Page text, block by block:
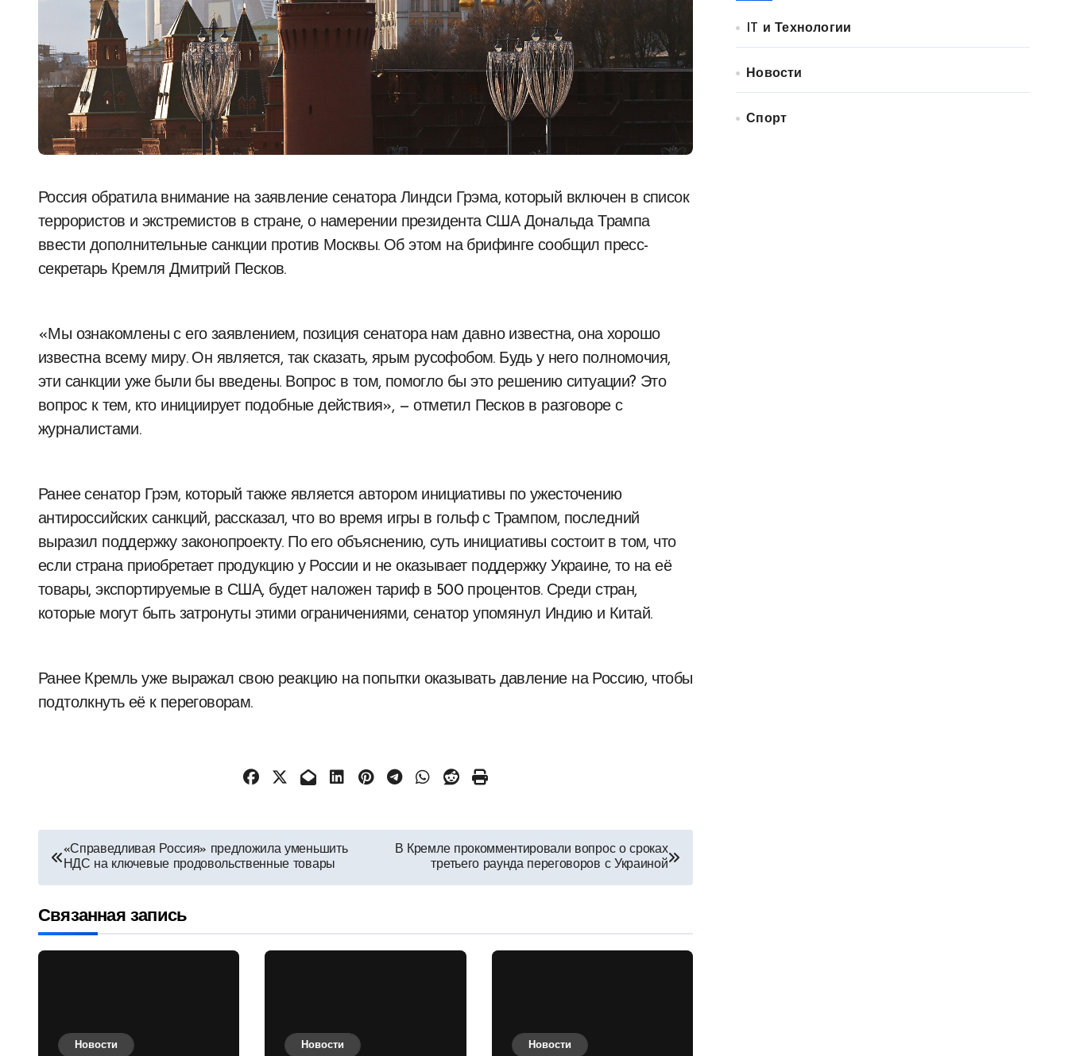
Россия обратила внимание на заявление сенатора Линдси Грэма, который включен в список
террористов и экстремистов в стране, о намерении президента США Дональда Трампа
ввести дополнительные санкции против Москвы. Об этом на брифинге сообщил пресс-
секретарь Кремля Дмитрий Песков.
«Мы ознакомлены с его заявлением, позиция сенатора нам давно известна, она хорошо
известна всему миру. Он является, так сказать, ярым русофобом. Будь у него полномочия,
эти санкции уже были бы введены. Вопрос в том, помогло бы это решению ситуации? Это
вопрос к тем, кто инициирует подобные действия», — отметил Песков в разговоре с
журналистами.
Ранее сенатор Грэм, который также является автором инициативы по ужесточению
антироссийских санкций, рассказал, что во время игры в гольф с Трампом, последний
выразил поддержку законопроекту. По его объяснению, суть инициативы состоит в том, что
если страна приобретает продукцию у России и не оказывает поддержку Украине, то на её
товары, экспортируемые в США, будет наложен тариф в 500 процентов. Среди стран,
которые могут быть затронуты этими ограничениями, сенатор упомянул Индию и Китай.
Ранее Кремль уже выражал свою реакцию на попытки оказывать давление на Россию, чтобы
подтолкнуть её к переговорам.
Навигация
по
записям
«Справедливая Россия» предложила уменьшить
НДС на ключевые продовольственные товары
В Кремле прокомментировали вопрос о сроках
третьего раунда переговоров с Украиной
Связанная запись
Новости Новости Новости
IT и Технологии
Новости
Спорт